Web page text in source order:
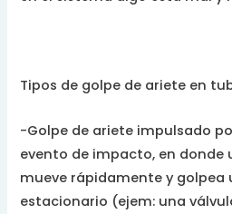
Tipos de golpe de ariete en
-Golpe de ariete impulsado
evento de impacto, en donde
mueve rápidamente y golpea
estacionario (ejem: una